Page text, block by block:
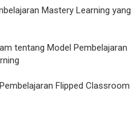
Mastery Learning yang
tentang Model Pembelajaran
Flipped Classroom